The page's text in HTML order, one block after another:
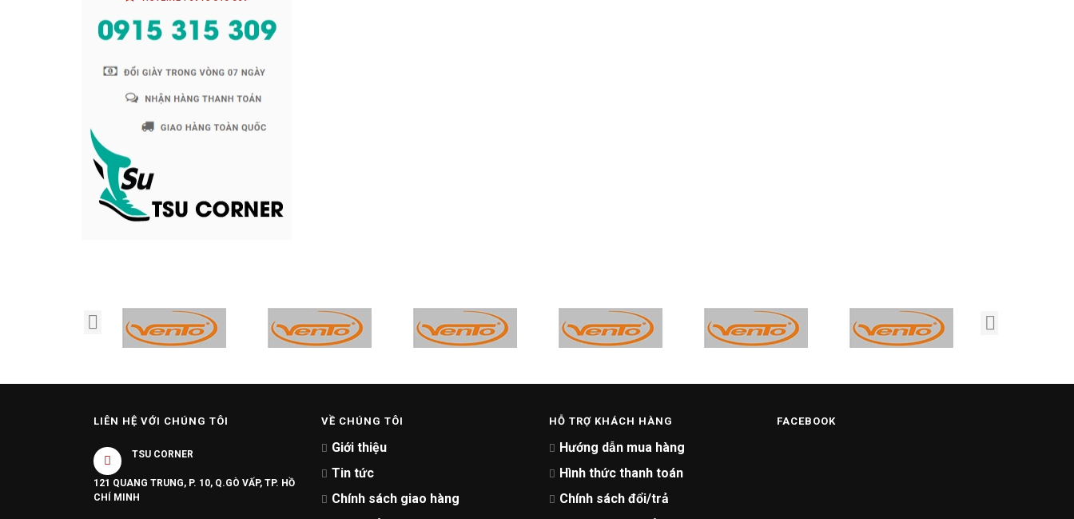
LIÊN HỆ VỚI CHÚNG TÔI
TSU CORNER
121 QUANG TRUNG, P. 10, Q.GÒ VẤP, TP. HỒ
CHÍ MINH
VỀ CHÚNG TÔI
Giới thiệu
Tin tức
Chính sách giao hàng
HỖ TRỢ KHÁCH HÀNG
Hướng dẫn mua hàng
Hình thức thanh toán
Chính sách đổi/trả
FACEBOOK